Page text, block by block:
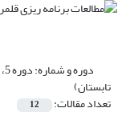
دوره و شماره:
تابستان)
تعداد مقالات: 12